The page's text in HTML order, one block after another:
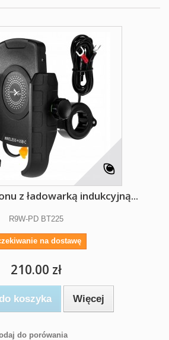
z ładowarką indukcyjną...
R9W-PD BT225
na dostawę
210.00 zł
koszyka Więcej
do porówania